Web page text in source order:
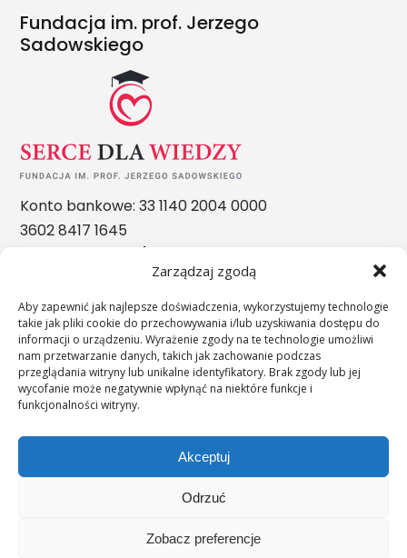
Zarządzaj zgodą
Aby zapewnić jak najlepsze doświadczenia, wykorzystujemy technologie
takie jak pliki cookie do przechowywania i/lub uzyskiwania dostępu do
informacji o urządzeniu. Wyrażenie zgody na te technologie umożliwi
nam przetwarzanie danych, takich jak zachowanie podczas
przeglądania witryny lub unikalne identyfikatory. Brak zgody lub jej
wycofanie może negatywnie wpłynąć na niektóre funkcje i
funkcjonalności witryny.
Akceptuj
Odrzuć
Zobacz preferencje
Fundacja im. prof. Jerzego
Sadowskiego
Konto bankowe: 33 1140 2004 0000
3602 8417 1645
Nasze nagrody
";s:11:"c_on_mobile";s:0:"";